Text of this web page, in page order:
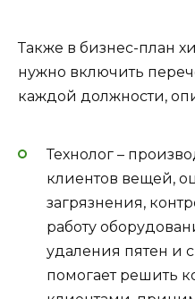
Также в бизнес-план
нужно включить
каждой должности,
Технолог –
клиентов вещей,
загрязнения,
работу
удаления пятен и
помогает решить